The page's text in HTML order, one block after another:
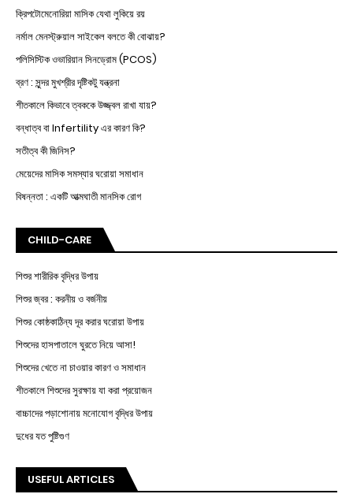
ক্রিপটোমেনোরিয়া মাসিক যেথা লুকিয়ে রয়
নর্মাল মেনস্ট্রুয়াল সাইকেল বলতে কী বোঝায়?
পলিসিস্টিক ওভারিয়ান সিনড্রোম (PCOS)
ব্রণ : সুন্দর মুখশ্রীর দৃষ্টিকটু যন্ত্রনা
শীতকালে কিভাবে ত্বককে উজ্জ্বল রাখা যায়?
বন্ধাত্ব বা Infertility এর কারণ কি?
সতীত্ব কী জিনিস?
মেয়েদের মাসিক সমস্যার ঘরোয়া সমাধান
বিষন্নতা : একটি আত্মঘাতী মানসিক রোগ
CHILD-CARE
শিশুর শারীরিক বৃদ্ধির উপায়
শিশুর জ্বর : করনীয় ও বর্জনীয়
শিশুর কোষ্ঠকাঠিন্য দূর করার ঘরোয়া উপায়
শিশুদের হাসপাতালে ঘুরতে নিয়ে আসা!
শিশুদের খেতে না চাওয়ার কারণ ও সমাধান
শীতকালে শিশুদের সুরক্ষায় যা করা প্রয়োজন
বাচ্চাদের পড়াশোনায় মনোযোগ বৃদ্ধির উপায়
দুধের যত পুষ্টিগুণ
USEFUL ARTICLES